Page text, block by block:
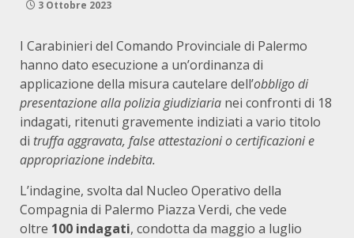
3 Ottobre 2023
I Carabinieri del Comando Provinciale di Palermo
hanno dato esecuzione a un’ordinanza di
applicazione della misura cautelare dell’obbligo di
presentazione alla polizia giudiziaria nei confronti di 18
indagati, ritenuti gravemente indiziati a vario titolo
di truffa aggravata, false attestazioni o certificazioni e
appropriazione indebita.
L’indagine, svolta dal Nucleo Operativo della
Compagnia di Palermo Piazza Verdi, che vede
oltre 100 indagati, condotta da maggio a luglio